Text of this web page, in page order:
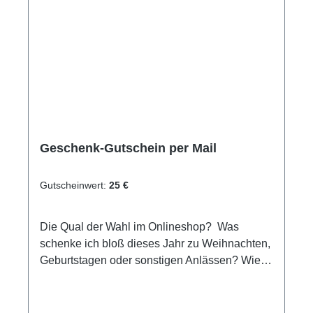
Geschenk-Gutschein per Mail
Gutscheinwert: 25 €
Die Qual der Wahl im Onlineshop? Was
schenke ich bloß dieses Jahr zu Weihnachten,
Geburtstagen oder sonstigen Anlässen? Wie